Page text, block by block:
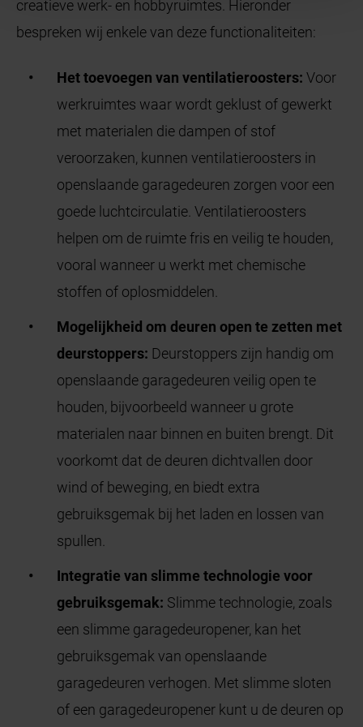
creatieve werk- en hobbyruimtes. Hieronder
bespreken wij enkele van deze functionaliteiten:
Het toevoegen van ventilatieroosters: Voor
werkruimtes waar wordt geklust of gewerkt
met materialen die dampen of stof
veroorzaken, kunnen ventilatieroosters in
openslaande garagedeuren zorgen voor een
goede luchtcirculatie. Ventilatieroosters
helpen om de ruimte fris en veilig te houden,
vooral wanneer u werkt met chemische
stoffen of oplosmiddelen.
Mogelijkheid om deuren open te zetten met
deurstoppers: Deurstoppers zijn handig om
openslaande garagedeuren veilig open te
houden, bijvoorbeeld wanneer u grote
materialen naar binnen en buiten brengt. Dit
voorkomt dat de deuren dichtvallen door
wind of beweging, en biedt extra
gebruiksgemak bij het laden en lossen van
spullen.
Integratie van slimme technologie voor
gebruiksgemak: Slimme technologie, zoals
een slimme garagedeuropener, kan het
gebruiksgemak van openslaande
garagedeuren verhogen. Met slimme sloten
of een garagedeuropener kunt u de deuren op